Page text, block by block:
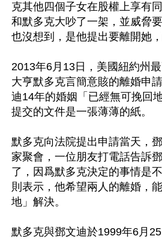
克其他四個子女在股權上享有
和默多克大吵了一架，並威脅
也沒想到，是他提出要離開她
2013年6月13日，美國紐約州
大亨默多克言簡意賅的離婚申
迪14年的婚姻「已經無可挽回
提交的文件是一張薄薄的紙。
默多克向法院提出申請當天，
家聚會，一位朋友打電話告訴
了，因爲默多克決定的事情是
則表示，他希望兩人的離婚，
地」解決。
默多克與鄧文迪於1999年6月